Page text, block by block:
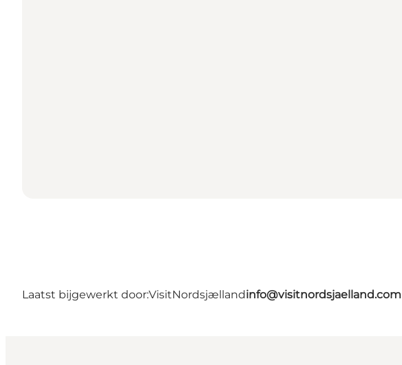
Laatst bijgewerkt door:VisitNordsjællandinfo@visitnordsjaelland.com